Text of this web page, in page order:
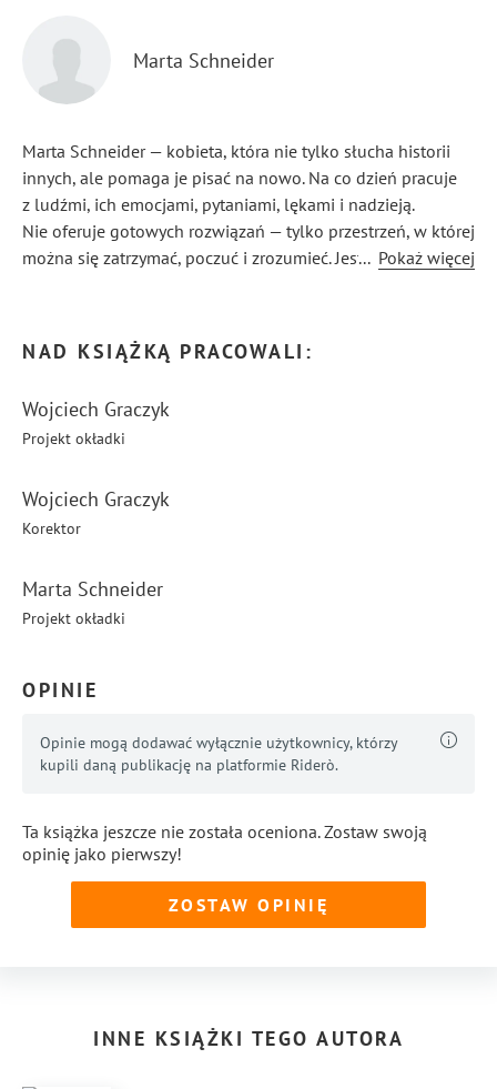
Marta Schneider
Marta Schneider — kobieta, która nie tylko słucha historii
innych, ale pomaga je pisać na nowo. Na co dzień pracuje
z ludźmi, ich emocjami, pytaniami, lękami i nadzieją.
Nie oferuje gotowych rozwiązań — tylko przestrzeń, w której
można się zatrzymać, poczuć i zrozumieć. Jest certyfikowaną
Adama Mickiewicza w Poznaniu, ale to życie — i ludzie —
nauczyli ją najwięcej.
... Pokaż więcej
NAD KSIĄŻKĄ PRACOWALI:
Wojciech Graczyk
Projekt okładki
Wojciech Graczyk
Korektor
Marta Schneider
Projekt okładki
OPINIE
Opinie mogą dodawać wyłącznie użytkownicy, którzy
kupili daną publikację na platformie Riderò.
Ta książka jeszcze nie została oceniona. Zostaw swoją
opinię jako pierwszy!
ZOSTAW OPINIĘ
INNE KSIĄŻKI TEGO AUTORA